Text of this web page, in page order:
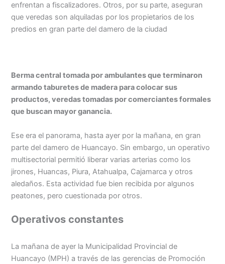
enfrentan a fiscalizadores. Otros, por su parte, aseguran
que veredas son alquiladas por los propietarios de los
predios en gran parte del damero de la ciudad
Berma central tomada por ambulantes que terminaron
armando taburetes de madera para colocar sus
productos, veredas tomadas por comerciantes formales
que buscan mayor ganancia.
Ese era el panorama, hasta ayer por la mañana, en gran
parte del damero de Huancayo. Sin embargo, un operativo
multisectorial permitió liberar varias arterias como los
jirones, Huancas, Piura, Atahualpa, Cajamarca y otros
aledaños. Esta actividad fue bien recibida por algunos
peatones, pero cuestionada por otros.
Operativos constantes
La mañana de ayer la Municipalidad Provincial de
Huancayo (MPH) a través de las gerencias de Promoción